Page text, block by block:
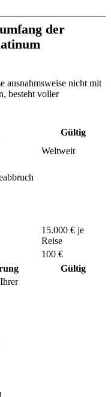
der
ausnahmsweise nicht mit
besteht voller
Gültig
Weltweit
15.000 € je
Reise
100 €
Gültig